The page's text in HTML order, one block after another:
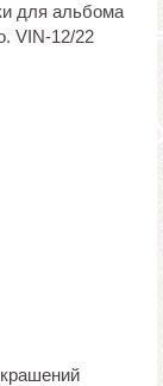
для альбома
VIN-12/22